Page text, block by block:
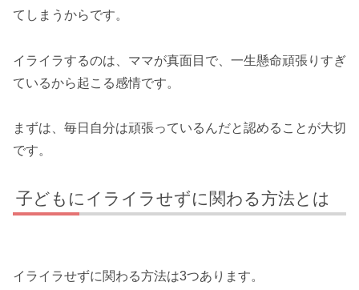
てしまうからです。
イライラするのは、ママが真面目で、一生懸命頑張りすぎ
ているから起こる感情です。
まずは、毎日自分は頑張っているんだと認めることが大切
です。
子どもにイライラせずに関わる方法とは
イライラせずに関わる方法は3つあります。